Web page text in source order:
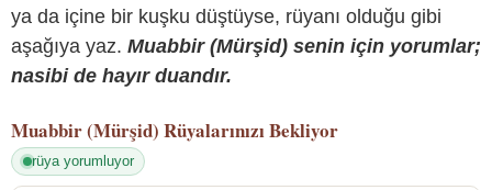
ya da içine bir kuşku düştüyse, rüyanı olduğu gibi
aşağıya yaz. Muabbir (Mürşid) senin için yorumlar;
nasibi de hayır duandır.
Muabbir (Mürşid) Rüyalarınızı Bekliyor
rüya yorumluyor